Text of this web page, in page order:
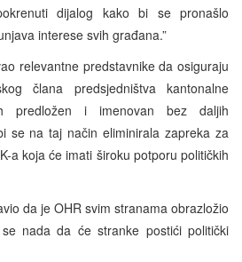
dijalog kako bi se pronašlo
interese svih građana.”
relevantne predstavnike da osiguraju
člana predsjedništva kantonalne
predložen i imenovan bez daljih
se na taj način eliminirala zapreka za
a koja će imati široku potporu političkih
da je OHR svim stranama obrazložio
nada da će stranke postići politički